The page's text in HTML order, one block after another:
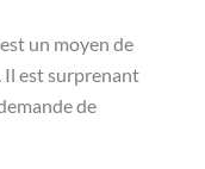
un moyen de
Il est surprenant
de